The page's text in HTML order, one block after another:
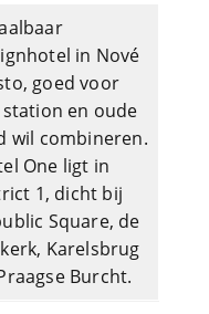
in Nové
goed voor
en oude
wil combineren.
One ligt in
1, dicht bij
Square, de
Karelsbrug
Burcht.